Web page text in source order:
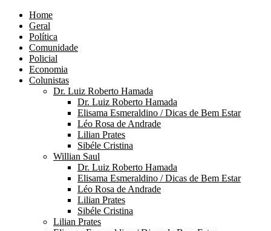
Home
Geral
Política
Comunidade
Policial
Economia
Colunistas
Dr. Luiz Roberto Hamada
Dr. Luiz Roberto Hamada
Elisama Esmeraldino / Dicas de Bem Estar
Léo Rosa de Andrade
Lilian Prates
Sibéle Cristina
Willian Saul
Dr. Luiz Roberto Hamada
Elisama Esmeraldino / Dicas de Bem Estar
Léo Rosa de Andrade
Lilian Prates
Sibéle Cristina
Lilian Prates